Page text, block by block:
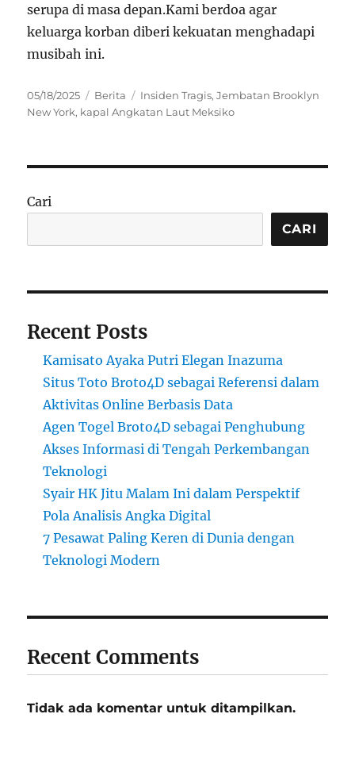
serupa di masa depan.Kami berdoa agar
keluarga korban diberi kekuatan menghadapi
musibah ini.
Posted
on
05/18/2025 Categories
Berita Tags
Insiden Tragis,Jembatan Brooklyn
New York, kapal Angkatan Laut Meksiko
Cari
CARI
Recent Posts
Kamisato Ayaka Putri Elegan Inazuma
Situs Toto Broto4D sebagai Referensi dalam
Aktivitas Online Berbasis Data
Agen Togel Broto4D sebagai Penghubung
Akses Informasi di Tengah Perkembangan
Teknologi
Syair HK Jitu Malam Ini dalam Perspektif
Pola Analisis Angka Digital
7 Pesawat Paling Keren di Dunia dengan
Teknologi Modern
Recent Comments
Tidak ada komentar untuk ditampilkan.